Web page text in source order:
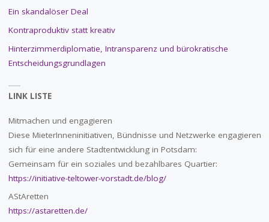
Ein skandalöser Deal
Kontraproduktiv statt kreativ
Hinterzimmerdiplomatie, Intransparenz und bürokratische
Entscheidungsgrundlagen
LINK LISTE
Mitmachen und engagieren
Diese MieterInneninitiativen, Bündnisse und Netzwerke engagieren
sich für eine andere Stadtentwicklung in Potsdam:
Gemeinsam für ein soziales und bezahlbares Quartier:
https://initiative-teltower-vorstadt.de/blog/
AStAretten
https://astaretten.de/